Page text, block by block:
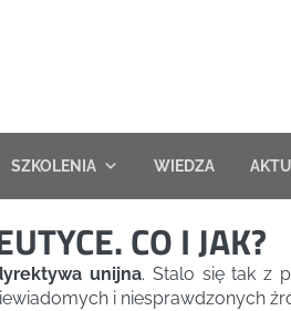
SZKOLENIA WIEDZA
CO I JAK?
unijna. Stalo się tak z
i niesprawdzonych